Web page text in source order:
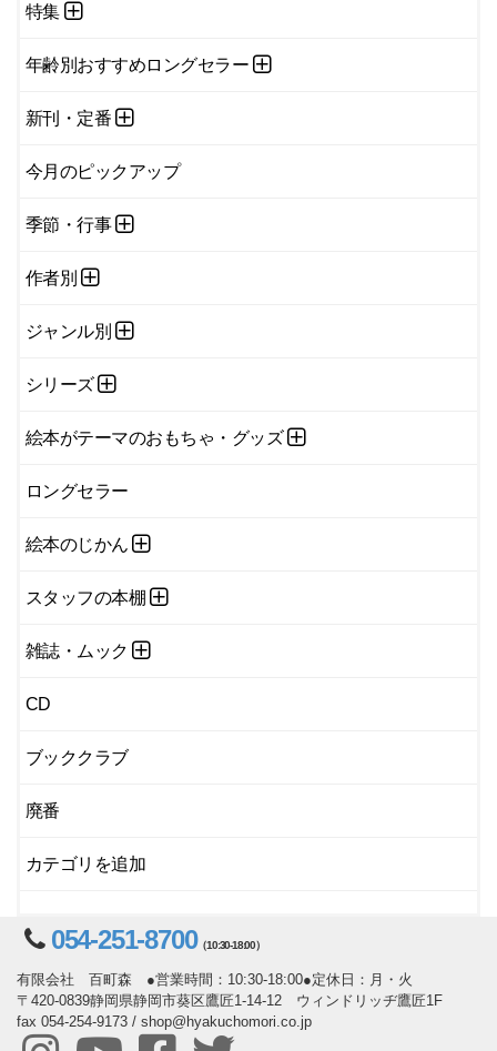
特集
年齢別おすすめロングセラー
新刊・定番
今月のピックアップ
季節・行事
作者別
ジャンル別
シリーズ
絵本がテーマのおもちゃ・グッズ
ロングセラー
絵本のじかん
スタッフの本棚
雑誌・ムック
CD
ブッククラブ
廃番
カテゴリを追加
054-251-8700（10:30-18:00）
有限会社 百町森 ●営業時間：10:30-18:00●定休日：月・火
〒420-0839静岡県静岡市葵区鷹匠1-14-12 ウィンドリッヂ鷹匠1F
fax 054-254-9173 / shop@hyakuchomori.co.jp